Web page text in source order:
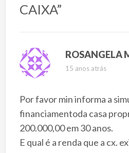
CAIXA”
ROSANGELA
15 anos atrás
Por favor min informa a
financiamentoda casa
200.000,00 em 30 anos.
E qual é a renda que a cx.